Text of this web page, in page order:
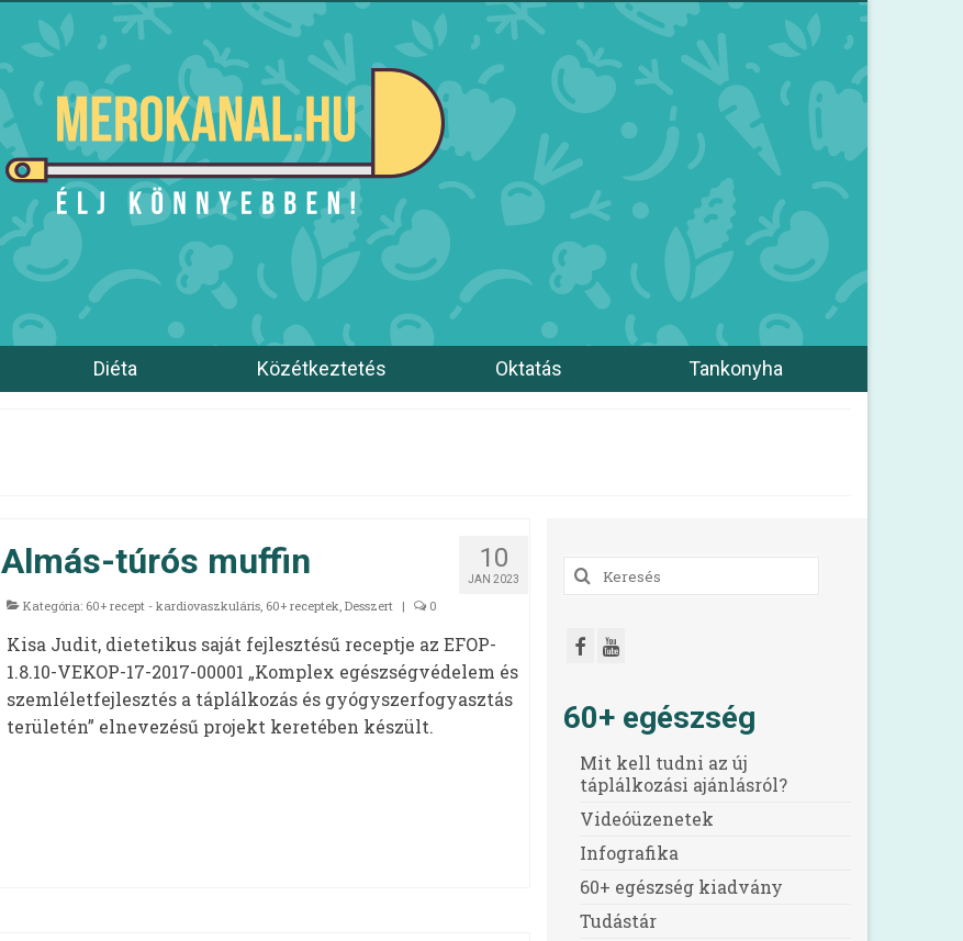
Diéta Közétkeztetés Oktatás Tankonyha
10
JAN 2023
Almás-túrós muffin
Kategória: 60+ recept - kardiovaszkuláris, 60+ receptek, Desszert | 0
Kisa Judit, dietetikus saját fejlesztésű receptje az EFOP-
1.8.10-VEKOP-17-2017-00001 „Komplex egészségvédelem és
szemléletfejlesztés a táplálkozás és gyógyszerfogyasztás
területén” elnevezésű projekt keretében készült.
Keresés
a
60+ egészség
Mit kell tudni az új
táplálkozási ajánlásról?
Videóüzenetek
Infografika
60+ egészség kiadvány
Tudástár